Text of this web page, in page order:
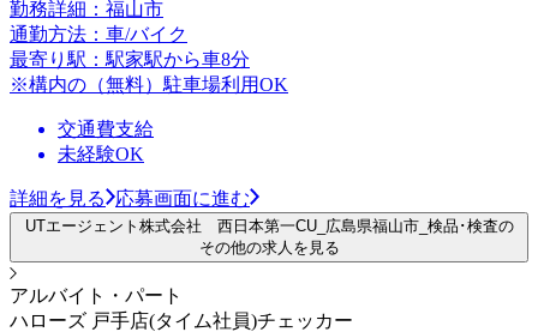
勤務詳細：福山市
通勤方法：車/バイク
最寄り駅：駅家駅から車8分
※構内の（無料）駐車場利用OK
交通費支給
未経験OK
詳細を見る 応募画面に進む
UTエージェント株式会社 西日本第一CU_広島県福山市_検品･検査の
その他の求人を見る
アルバイト・パート
ハローズ 戸手店(タイム社員)チェッカー